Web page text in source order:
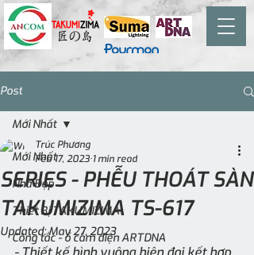
Post
Mới Nhất
Nhà Đẹp
Thiết Bị TAKUMIZIMA
Công tắc - ổ cắm điện ARTDNA
Mới Nhất
SERIES - PHỄU THOÁT SÀN
TAKUMIZIMA TS-617
Trúc Phương
Feb 17, 2023 1 min read
Updated:May 27, 2023